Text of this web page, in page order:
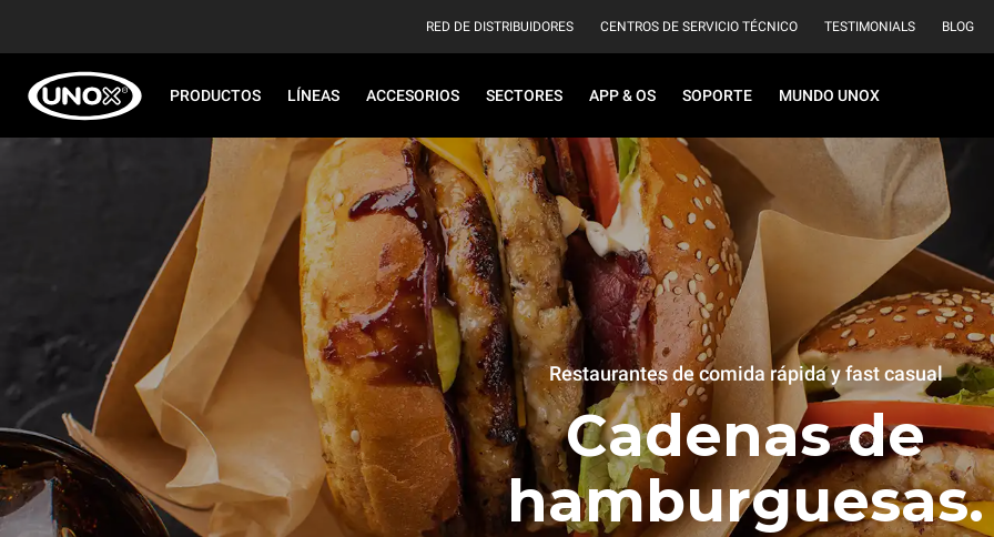
RED DE DISTRIBUIDORES CENTROS DE SERVICIO TÉCNICO TESTIMONIALS BLOG
PRODUCTOS LÍNEAS ACCESORIOS SECTORES APP & OS SOPORTE MUNDO UNOX
Restaurantes de comida rápida y fast casual
Cadenas de
hamburguesas.